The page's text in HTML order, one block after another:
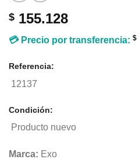
$ 155.128
💳 Precio por transferencia: $
Referencia:
12137
Condición:
Producto nuevo
Marca: Exo